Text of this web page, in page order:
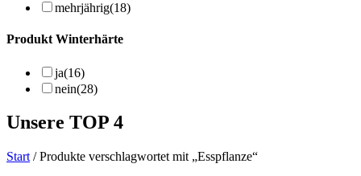
mehrjährig(18)
Produkt Winterhärte
ja(16)
nein(28)
Unsere TOP 4
Start / Produkte verschlagwortet mit „Esspflanze“